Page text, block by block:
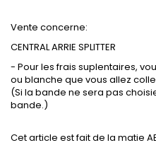
Vente concerne:
CENTRAL ARRIE SPLITTER
- Pour les frais suplentaires,
ou blanche que vous allez
(Si la bande ne sera pas
bande.)
Cet article est fait de la matie